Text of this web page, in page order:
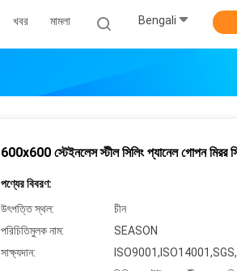
খবর মামলা Bengali
600x600 স্টেইনলেস স্টীল সিলিং প্যানেল গোপন মিরর
পণ্যের বিবরণ:
উৎপত্তি স্থল:
চীন
পরিচিতিমুলক নাম:
SEASON
সাক্ষ্যদান: